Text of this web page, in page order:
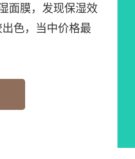
面膜，发现保湿效
色，当中价格最